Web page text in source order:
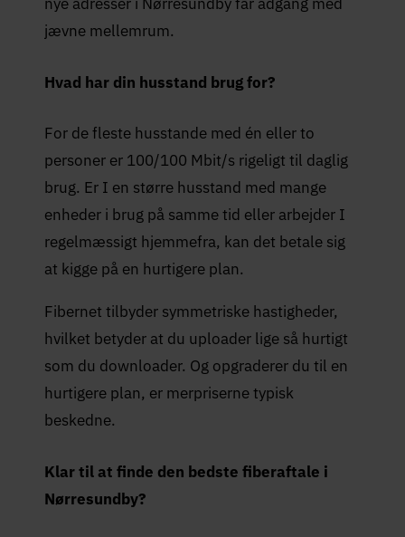
jævne mellemrum.
Hvad har din husstand brug for?
For de fleste husstande med én eller to
personer er 100/100 Mbit/s rigeligt til daglig
brug. Er I en større husstand med mange
enheder i brug på samme tid eller arbejder I
regelmæssigt hjemmefra, kan det betale sig
at kigge på en hurtigere plan.
Fibernet tilbyder symmetriske hastigheder,
hvilket betyder at du uploader lige så hurtigt
som du downloader. Og opgraderer du til en
hurtigere plan, er merpriserne typisk
beskedne.
Klar til at finde den bedste fiberaftale i
Nørresundby?